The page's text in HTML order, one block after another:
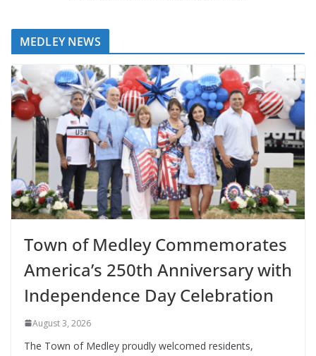
MEDLEY NEWS
Town of Medley Commemorates
America’s 250th Anniversary with
Independence Day Celebration
August 3, 2026
The Town of Medley proudly welcomed residents,